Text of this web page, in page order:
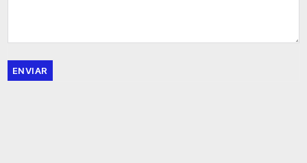
ENVIAR